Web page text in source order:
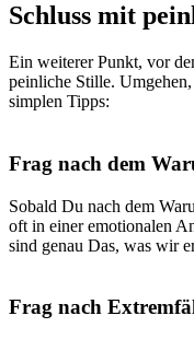
Schluss mit
Ein weiterer Punkt, vor
peinliche Stille.
simplen Tipps:
Frag nach dem
Sobald Du nach dem
oft in einer emotionalen
sind genau Das, was wir
Frag nach